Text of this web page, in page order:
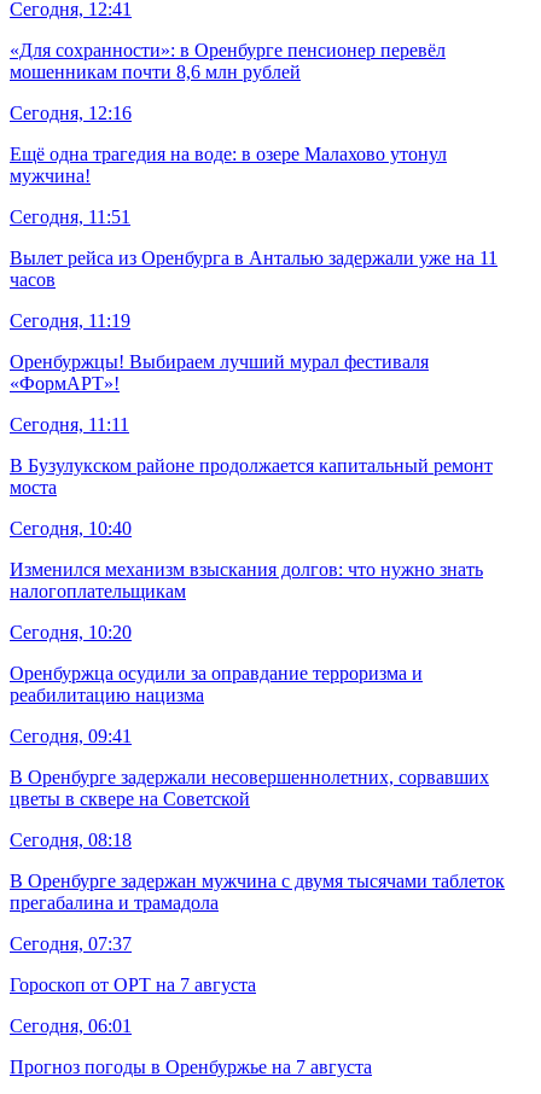
Сегодня, 12:41
«Для сохранности»: в Оренбурге пенсионер перевёл
мошенникам почти 8,6 млн рублей
Сегодня, 12:16
Ещё одна трагедия на воде: в озере Малахово утонул
мужчина!
Сегодня, 11:51
Вылет рейса из Оренбурга в Анталью задержали уже на 11
часов
Сегодня, 11:19
Оренбуржцы! Выбираем лучший мурал фестиваля
«ФормАРТ»!
Сегодня, 11:11
В Бузулукском районе продолжается капитальный ремонт
моста
Сегодня, 10:40
Изменился механизм взыскания долгов: что нужно знать
налогоплательщикам
Сегодня, 10:20
Оренбуржца осудили за оправдание терроризма и
реабилитацию нацизма
Сегодня, 09:41
В Оренбурге задержали несовершеннолетних, сорвавших
цветы в сквере на Советской
Сегодня, 08:18
В Оренбурге задержан мужчина с двумя тысячами таблеток
прегабалина и трамадола
Сегодня, 07:37
Гороскоп от ОРТ на 7 августа
Сегодня, 06:01
Прогноз погоды в Оренбуржье на 7 августа